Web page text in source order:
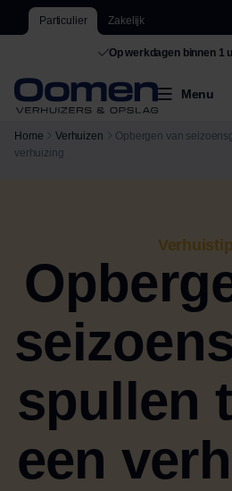
Particulier Zakelijk
Op werkdagen binnen 1
Menu
Home Verhuizen
Opbergen van
verhuizing
spullen
een